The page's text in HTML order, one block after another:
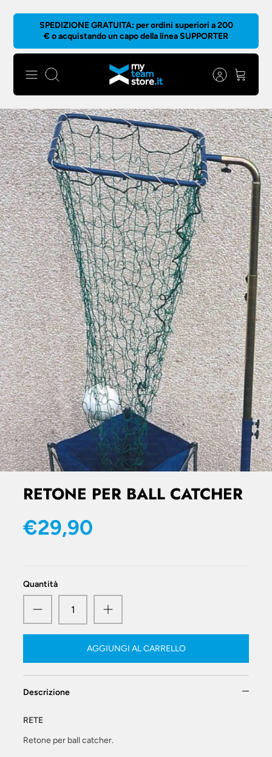
Salta
contenuto
SPEDIZIONE GRATUITA: per ordini superiori a 200
€ o acquistando un capo della linea SUPPORTER
Cerca
RETONE PER BALL CATCHER
€29,90
Quantità
AGGIUNGI AL CARRELLO
Descrizione
RETE
Retone per ball catcher.